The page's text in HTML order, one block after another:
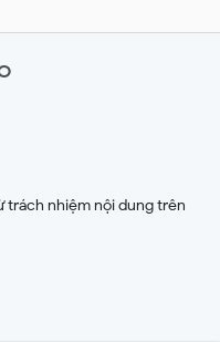
trách nhiệm nội dung trên